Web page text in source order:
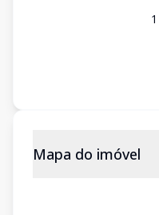
1
Mapa do imóvel